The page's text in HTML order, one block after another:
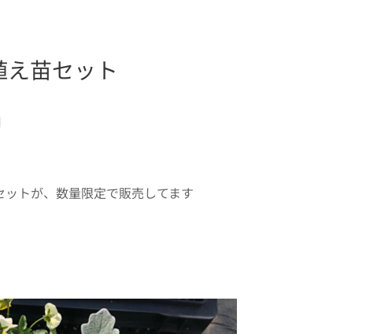
苗セット✨
トが、数量限定で販売してます✨